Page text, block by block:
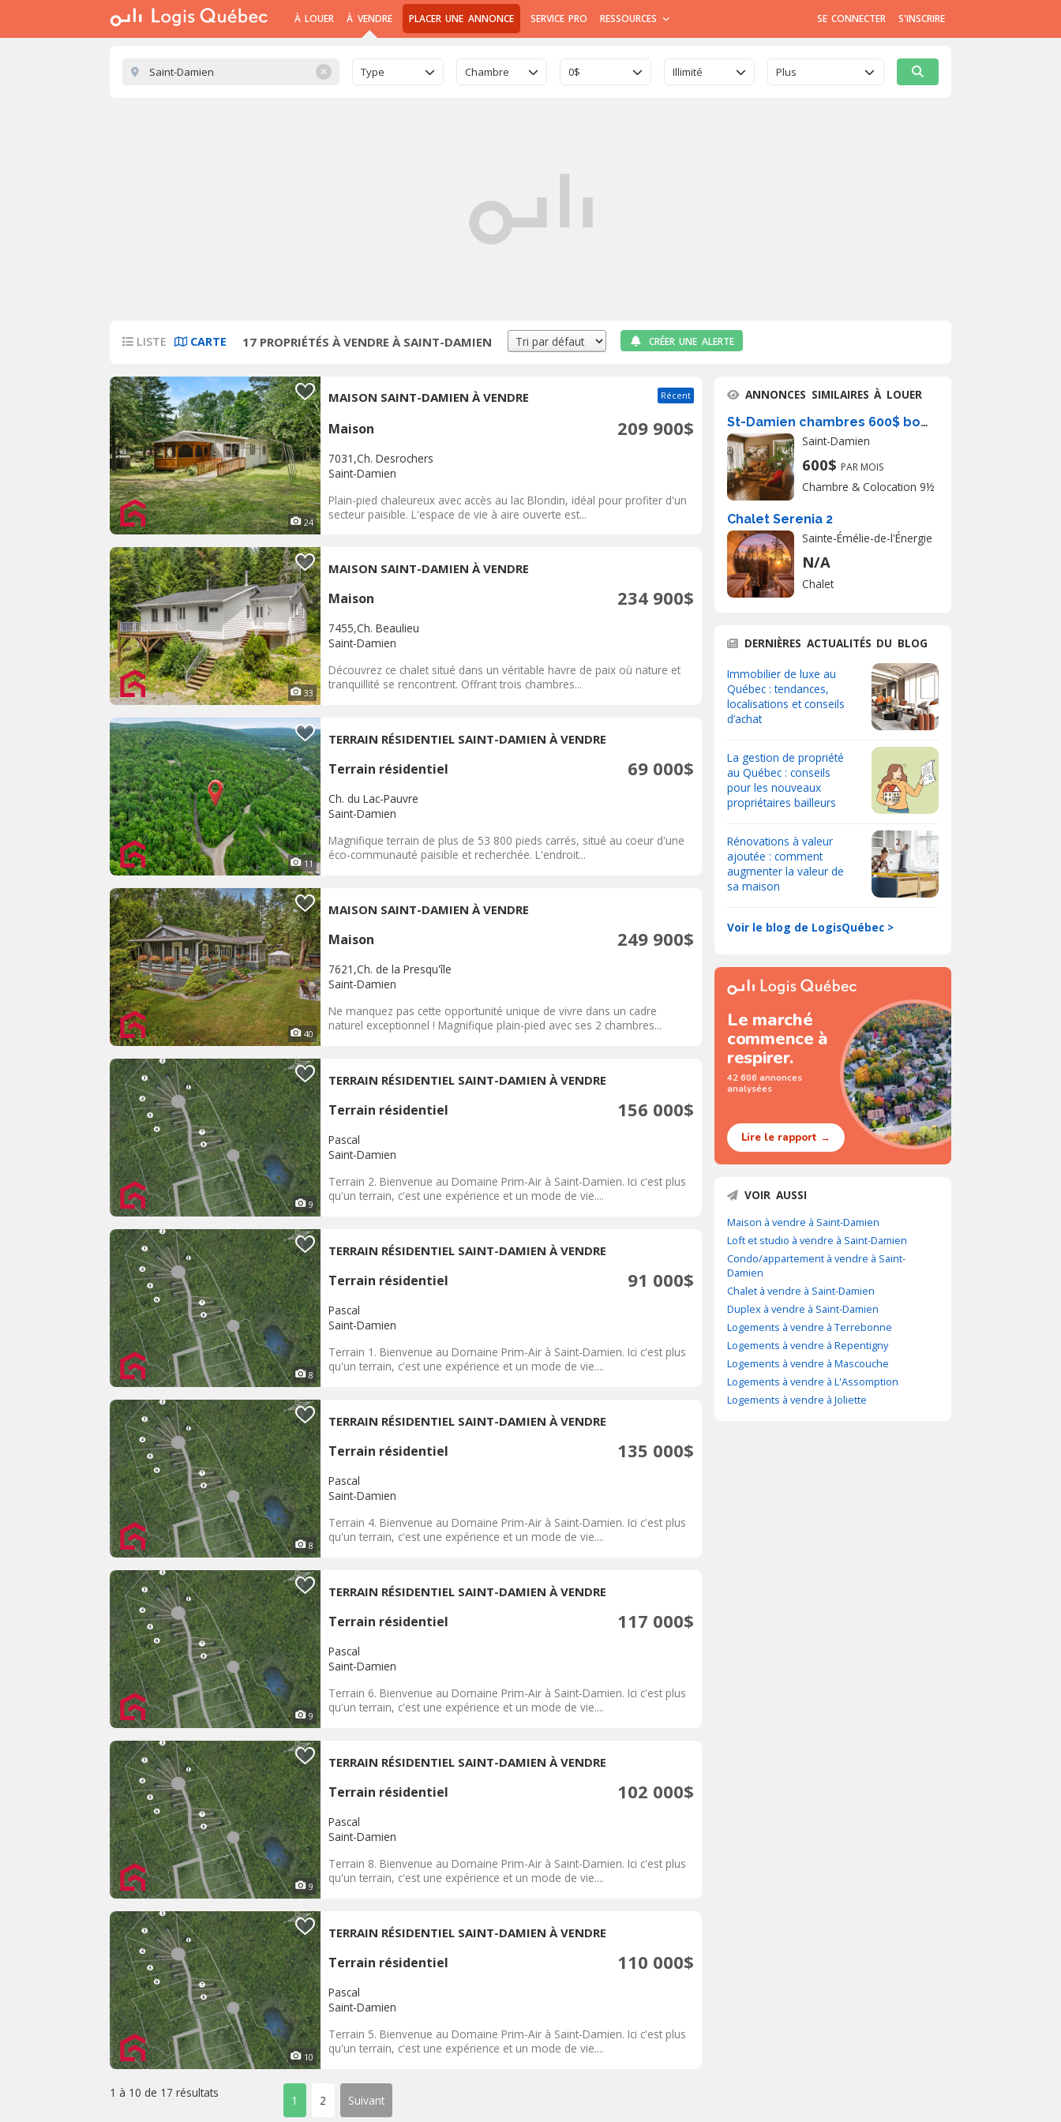
À LOUER À VENDRE PLACER UNE ANNONCE SERVICE PRO RESSOURCES SE CONNECTER S'INSCRIRE
✕ Type Chambre 0$ Illimité Plus
LISTE CARTE 17 PROPRIÉTÉS À VENDRE À SAINT-DAMIEN CRÉER UNE ALERTE
24
MAISON SAINT-DAMIEN À VENDRE Récent
Maison 209 900$
7031,Ch. Desrochers
Saint-Damien
Plain-pied chaleureux avec accès au lac Blondin, idéal pour profiter d'un
secteur paisible. L'espace de vie à aire ouverte est...
33
MAISON SAINT-DAMIEN À VENDRE
Maison 234 900$
7455,Ch. Beaulieu
Saint-Damien
Découvrez ce chalet situé dans un véritable havre de paix où nature et
tranquillité se rencontrent. Offrant trois chambres...
11
TERRAIN RÉSIDENTIEL SAINT-DAMIEN À VENDRE
Terrain résidentiel 69 000$
Ch. du Lac-Pauvre
Saint-Damien
Magnifique terrain de plus de 53 800 pieds carrés, situé au coeur d'une
éco-communauté paisible et recherchée. L'endroit...
40
MAISON SAINT-DAMIEN À VENDRE
Maison 249 900$
7621,Ch. de la Presqu'île
Saint-Damien
Ne manquez pas cette opportunité unique de vivre dans un cadre
naturel exceptionnel ! Magnifique plain-pied avec ses 2 chambres...
9
TERRAIN RÉSIDENTIEL SAINT-DAMIEN À VENDRE
Terrain résidentiel 156 000$
Pascal
Saint-Damien
Terrain 2. Bienvenue au Domaine Prim-Air à Saint-Damien. Ici c'est plus
qu'un terrain, c'est une expérience et un mode de vie....
8
TERRAIN RÉSIDENTIEL SAINT-DAMIEN À VENDRE
Terrain résidentiel 91 000$
Pascal
Saint-Damien
Terrain 1. Bienvenue au Domaine Prim-Air à Saint-Damien. Ici c'est plus
qu'un terrain, c'est une expérience et un mode de vie....
8
TERRAIN RÉSIDENTIEL SAINT-DAMIEN À VENDRE
Terrain résidentiel 135 000$
Pascal
Saint-Damien
Terrain 4. Bienvenue au Domaine Prim-Air à Saint-Damien. Ici c'est plus
qu'un terrain, c'est une expérience et un mode de vie....
9
TERRAIN RÉSIDENTIEL SAINT-DAMIEN À VENDRE
Terrain résidentiel 117 000$
Pascal
Saint-Damien
Terrain 6. Bienvenue au Domaine Prim-Air à Saint-Damien. Ici c'est plus
qu'un terrain, c'est une expérience et un mode de vie....
9
TERRAIN RÉSIDENTIEL SAINT-DAMIEN À VENDRE
Terrain résidentiel 102 000$
Pascal
Saint-Damien
Terrain 8. Bienvenue au Domaine Prim-Air à Saint-Damien. Ici c'est plus
qu'un terrain, c'est une expérience et un mode de vie....
10
TERRAIN RÉSIDENTIEL SAINT-DAMIEN À VENDRE
Terrain résidentiel 110 000$
Pascal
Saint-Damien
Terrain 5. Bienvenue au Domaine Prim-Air à Saint-Damien. Ici c'est plus
qu'un terrain, c'est une expérience et un mode de vie....
1 à 10 de 17 résultats
1 2 Suivant
ANNONCES SIMILAIRES À LOUER
St-Damien chambres 600$ bord du lac
Saint-Damien
600$ PAR MOIS
Chambre & Colocation 9½
Chalet Serenia 2
Sainte-Émélie-de-l'Énergie
N/A
Chalet
DERNIÈRES ACTUALITÉS DU BLOG
Immobilier de luxe au
Québec : tendances,
localisations et conseils
d’achat
La gestion de propriété
au Québec : conseils
pour les nouveaux
propriétaires bailleurs
Rénovations à valeur
ajoutée : comment
augmenter la valeur de
sa maison
Voir le blog de LogisQuébec >
Le marché
commence à
respirer.
42 606 annonces
analysées
Lire le rapport →
VOIR AUSSI
Maison à vendre à Saint-Damien
Loft et studio à vendre à Saint-Damien
Condo/appartement à vendre à Saint-
Damien
Chalet à vendre à Saint-Damien
Duplex à vendre à Saint-Damien
Logements à vendre à Terrebonne
Logements à vendre à Repentigny
Logements à vendre à Mascouche
Logements à vendre à L'Assomption
Logements à vendre à Joliette